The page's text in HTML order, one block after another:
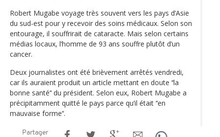
Robert Mugabe voyage très souvent vers les pays d’Asie
du sud-est pour y recevoir des soins médicaux. Selon son
entourage, il souffrirait de cataracte. Mais selon certains
médias locaux, l’homme de 93 ans souffre plutôt d’un
cancer.
Deux journalistes ont été brièvement arrêtés vendredi,
car ils auraient produit un article mettant en doute ‘‘la
bonne santé’‘ du président. Selon eux, Robert Mugabe a
précipitamment quitté le pays parce qu’il était ‘‘en
mauvaise forme’‘.
Partager